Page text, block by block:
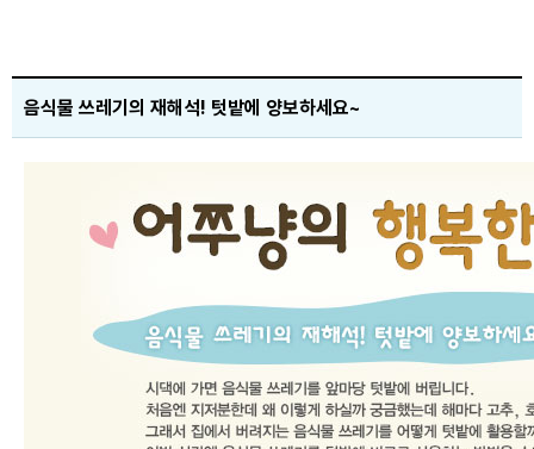
음식물 쓰레기의 재해석! 텃밭에 양보하세요~